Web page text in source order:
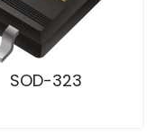
SOD-323